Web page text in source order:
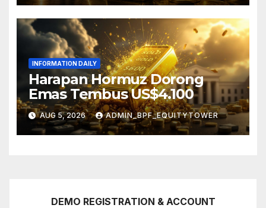
INFORMATION DAILY
Harapan Hormuz Dorong
Emas Tembus US$4.100
AUG 5, 2026 ADMIN_BPF_EQUITYTOWER
DEMO REGISTRATION & ACCOUNT